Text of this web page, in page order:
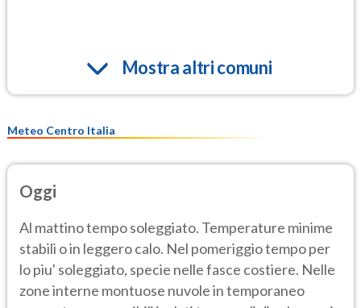
Mostra altri comuni
Meteo Centro Italia
Oggi
Al mattino tempo soleggiato. Temperature minime
stabili o in leggero calo. Nel pomeriggio tempo per
lo piu' soleggiato, specie nelle fasce costiere. Nelle
zone interne montuose nuvole in temporaneo